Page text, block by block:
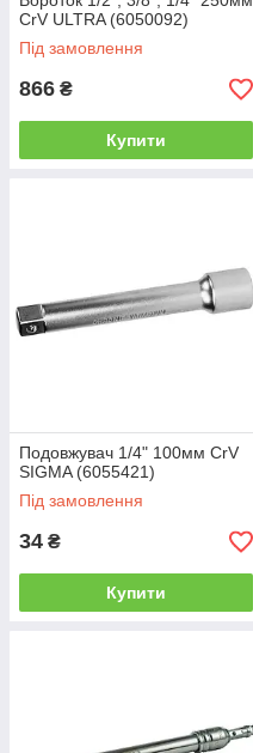
CrV ULTRA (6050092)
Під замовлення
866 ₴
Купити
Подовжувач 1/4" 100мм CrV
SIGMA (6055421)
Під замовлення
34 ₴
Купити